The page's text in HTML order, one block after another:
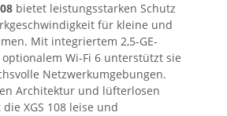
bietet leistungsstarken Schutz
für kleine und
Mit integriertem 2,5-GE-
Wi-Fi 6 unterstützt sie
Netzwerkumgebungen.
Architektur und lüfterlosen
XGS 108 leise und